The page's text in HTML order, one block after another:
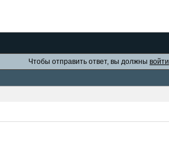
Чтобы отправить ответ, вы должны войти